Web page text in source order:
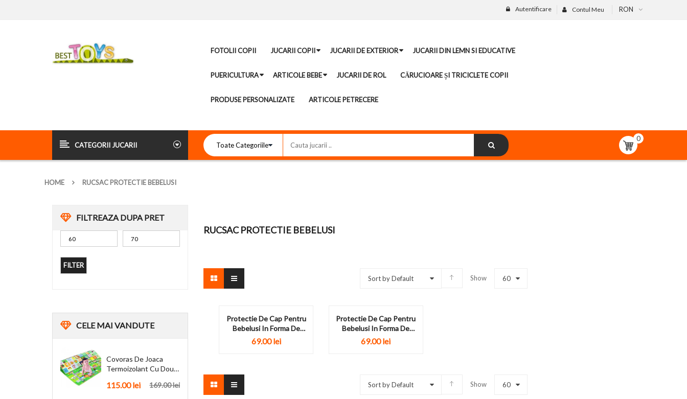
RON
Contul Meu
Autentificare
FOTOLII COPII JUCARII COPII JUCARII DE EXTERIOR JUCARII DIN LEMN SI EDUCATIVE
PUERICULTURA ARTICOLE BEBE JUCARII DE ROL CĂRUCIOARE ȘI TRICICLETE COPII
PRODUSE PERSONALIZATE ARTICOLE PETRECERE
CATEGORII JUCARII
0
HOME RUCSAC PROTECTIE BEBELUSI
FILTREAZA DUPA PRET
FILTER
CELEMAI VANDUTE
Covoras De Joaca
Termoizolant Cu Doua
169.00lei
115.00lei
RUCSAC PROTECTIE BEBELUSI
Sort by Default Show 60
Protectie De Cap Pentru
Bebelusi In Forma De
Broscuta
69.00lei
Protectie De Cap Pentru
Bebelusi In Forma De
Pisicuta
69.00lei
Sort by Default Show 60